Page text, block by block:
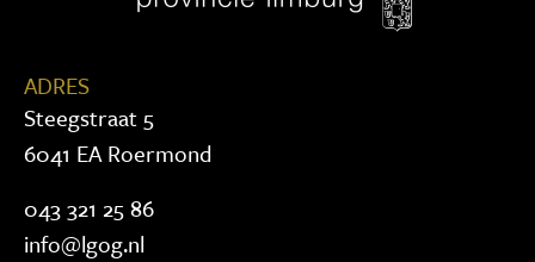
ADRES
Steegstraat 5
6041 EA Roermond
043 321 25 86
info@lgog.nl